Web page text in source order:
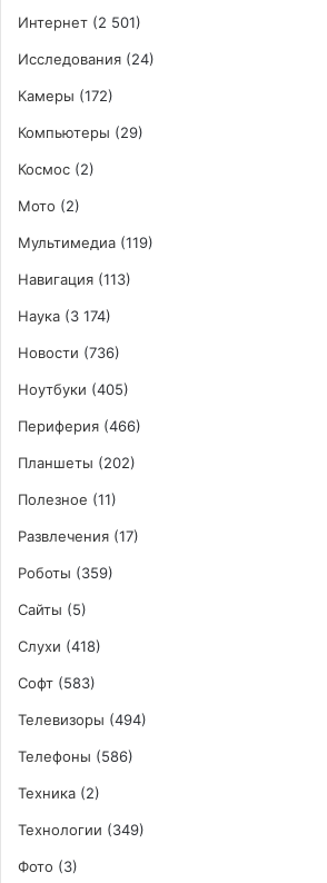
Интернет (2 501)
Исследования (24)
Камеры (172)
Компьютеры (29)
Космос (2)
Мото (2)
Мультимедиа (119)
Навигация (113)
Наука (3 174)
Новости (736)
Ноутбуки (405)
Периферия (466)
Планшеты (202)
Полезное (11)
Развлечения (17)
Роботы (359)
Сайты (5)
Слухи (418)
Софт (583)
Телевизоры (494)
Телефоны (586)
Техника (2)
Технологии (349)
Фото (3)